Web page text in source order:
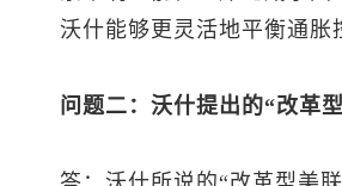
沃什能够更灵活地平衡通
问题二：沃什提出的“改革